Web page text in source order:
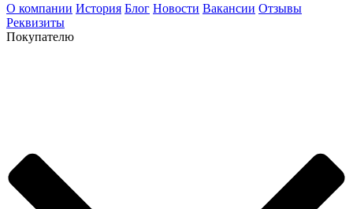
О компании История Блог Новости Вакансии Отзывы
Реквизиты
Покупателю